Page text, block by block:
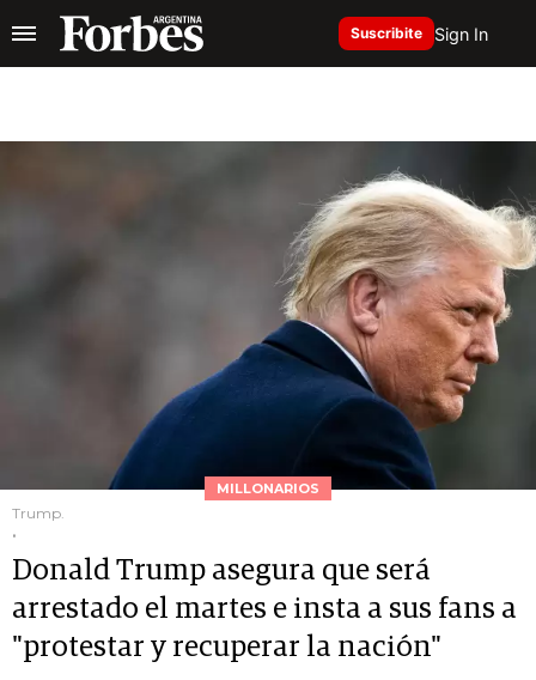
Suscribite Sign In
MILLONARIOS
Trump.
.
Donald Trump asegura que será
arrestado el martes e insta a sus fans a
"protestar y recuperar la nación"